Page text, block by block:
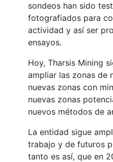
sondeos han sido
fotografiados para
actividad y así ser
ensayos.
Hoy, Tharsis Mining
ampliar las zonas de
nuevas zonas con
nuevas zonas
nuevos métodos de
La entidad sigue
trabajo y de futuros
tanto es así, que en